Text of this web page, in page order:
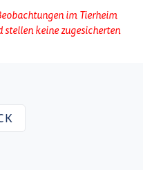
im Tierheim
keine zugesicherten